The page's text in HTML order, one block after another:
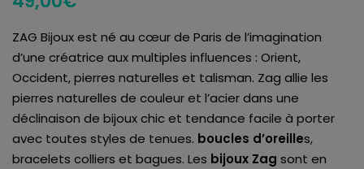
ZAG Bijoux est né au cœur de Paris de l’imagination
d’une créatrice aux multiples influences : Orient,
Occident, pierres naturelles et talisman. Zag allie les
pierres naturelles de couleur et l’acier dans une
déclinaison de bijoux chic et tendance facile à porter
avec toutes styles de tenues. boucles d’oreilles,
bracelets colliers et bagues. Les bijoux Zag sont en